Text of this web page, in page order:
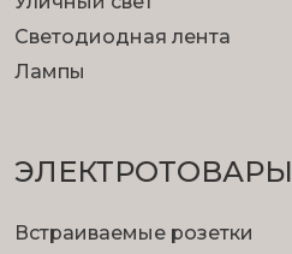
Светодиодная лента
Лампы
ЭЛЕКТРОТОВАРЫ
Встраиваемые розетки